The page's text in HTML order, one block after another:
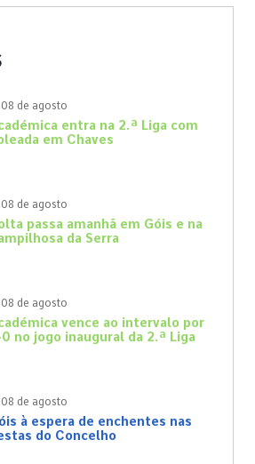
08 de agosto
entra na 2.ª Liga com
em Chaves
08 de agosto
passa amanhã em Góis e na
da Serra
08 de agosto
vence ao intervalo por
no jogo inaugural da 2.ª Liga
08 de agosto
à espera de enchentes nas
do Concelho